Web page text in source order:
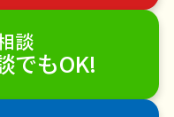
スクリーニング
電球交換
家管理
各種代行
ナメクジ駆除
談
でもOK!